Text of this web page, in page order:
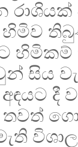
රාශියක්
හිමිව
සිය
දී